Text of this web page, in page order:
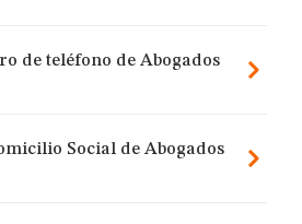
de teléfono de Abogados
Social de Abogados